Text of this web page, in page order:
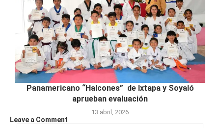
Panamericano “Halcones” de Ixtapa y Soyaló
aprueban evaluación
13 abril, 2026
Leave a Comment